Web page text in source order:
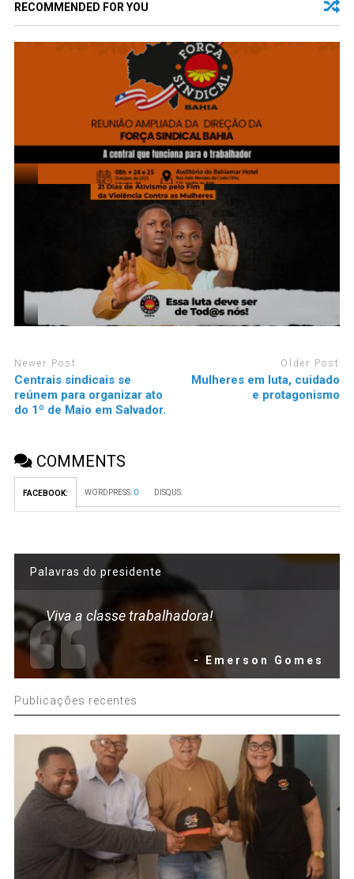
RECOMMENDED FOR YOU
Newer Post
Centrais sindicais se
reúnem para organizar ato
do 1º de Maio em Salvador.
Older Post
Mulheres em luta, cuidado
e protagonismo
COMMENTS
FACEBOOK: WORDPRESS: 0 DISQUS:
Palavras do presidente
Viva a classe trabalhadora!
- Emerson Gomes
Publicações recentes